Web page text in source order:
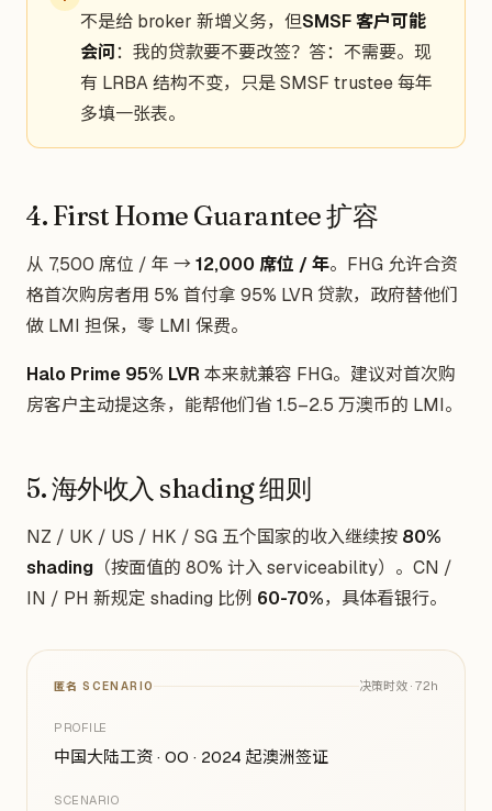
不是给 broker 新增义务，但SMSF 客户可能
会问：我的贷款要不要改签？答：不需要。现
有 LRBA 结构不变，只是 SMSF trustee 每年
多填一张表。
4. First Home Guarantee 扩容
从 7,500 席位 / 年 →12,000 席位 / 年。FHG 允许合资
格首次购房者用 5% 首付拿 95% LVR 贷款，政府替他们
做 LMI 担保，零 LMI 保费。
Halo Prime 95% LVR 本来就兼容 FHG。建议对首次购
房客户主动提这条，能帮他们省 1.5–2.5 万澳币的 LMI。
5. 海外收入 shading 细则
NZ / UK / US / HK / SG 五个国家的收入继续按 80%
shading （按面值的 80% 计入 serviceability）。CN /
IN / PH 新规定 shading 比例 60-70%，具体看银行。
匿名 SCENARIO 决策时效 · 72h
PROFILE
中国大陆工资 · OO · 2024 起澳洲签证
SCENARIO